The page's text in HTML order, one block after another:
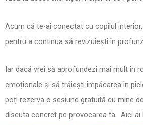
Acum că te-ai conectat cu copilul
pentru a continua să revizuiești în
Iar dacă vrei să aprofundezi mai mult în
emoționale și să trăiești împăcarea în
poți rezerva o sesiune gratuită cu mine
discuta concret pe provocarea ta. Aici ai